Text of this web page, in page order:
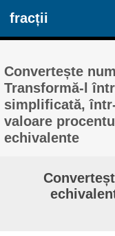
fracții
Convertește
Transformă-l
simplificată,
valoare
echivalente